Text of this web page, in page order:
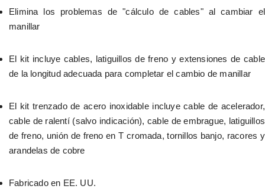
Elimina los problemas de "cálculo de cables" al cambiar el
manillar
El kit incluye cables, latiguillos de freno y extensiones de cable
de la longitud adecuada para completar el cambio de manillar
El kit trenzado de acero inoxidable incluye cable de acelerador,
cable de ralentí (salvo indicación), cable de embrague, latiguillos
de freno, unión de freno en T cromada, tornillos banjo, racores y
arandelas de cobre
Fabricado en EE. UU.